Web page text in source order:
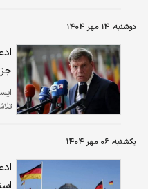
دوشنبه، ۱۴ مهر ۱۴۰۴
یکشنبه، ۰۶ مهر ۱۴۰۴